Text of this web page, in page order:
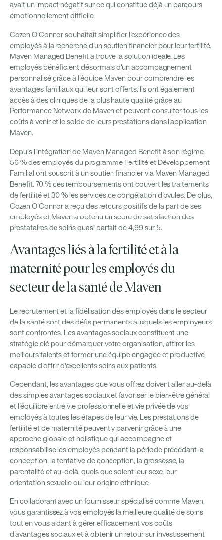
avait un impact négatif sur ce qui constitue déjà un parcours
émotionnellement difficile.
Cozen O'Connor souhaitait simplifier l'expérience des
employés à la recherche d'un soutien financier pour leur fertilité.
Maven Managed Benefit a trouvé la solution idéale. Les
employés bénéficient désormais d'un accompagnement
personnalisé grâce à l'équipe Maven pour comprendre les
avantages familiaux qui leur sont offerts. Ils ont également
accès à des cliniques de la plus haute qualité grâce au
Performance Network de Maven et peuvent consulter tous les
coûts à venir et le solde de leurs prestations dans l'application
Maven.
Depuis l'intégration de Maven Managed Benefit à son régime,
56 % des employés du programme Fertilité et Développement
Familial ont souscrit à un soutien financier via Maven Managed
Benefit. 70 % des remboursements ont couvert les traitements
de fertilité et 30 % les services de congélation d'ovules. De plus,
Cozen O'Connor a reçu des retours positifs de la part de ses
employés et Maven a obtenu un score de satisfaction des
prestataires de soins quasi parfait de 4,99 sur 5.
Avantages liés à la fertilité et à la
maternité pour les employés du
secteur de la santé de Maven
Le recrutement et la fidélisation des employés dans le secteur
de la santé sont des défis permanents auxquels les employeurs
sont confrontés. Les avantages sociaux constituent une
stratégie clé pour démarquer votre organisation, attirer les
meilleurs talents et former une équipe engagée et productive,
capable d'offrir d'excellents soins aux patients.
Cependant, les avantages que vous offrez doivent aller au-delà
des simples avantages sociaux et favoriser le bien-être général
et l'équilibre entre vie professionnelle et vie privée de vos
employés à toutes les étapes de leur vie. Les prestations de
fertilité et de maternité peuvent y parvenir grâce à une
approche globale et holistique qui accompagne et
responsabilise les employés pendant la période précédant la
conception, la tentative de conception, la grossesse, la
parentalité et au-delà, quels que soient leur sexe, leur
orientation sexuelle ou leur origine ethnique.
En collaborant avec un fournisseur spécialisé comme Maven,
vous garantissez à vos employés la meilleure qualité de soins
tout en vous aidant à gérer efficacement vos coûts
d'avantages sociaux et à obtenir un retour sur investissement